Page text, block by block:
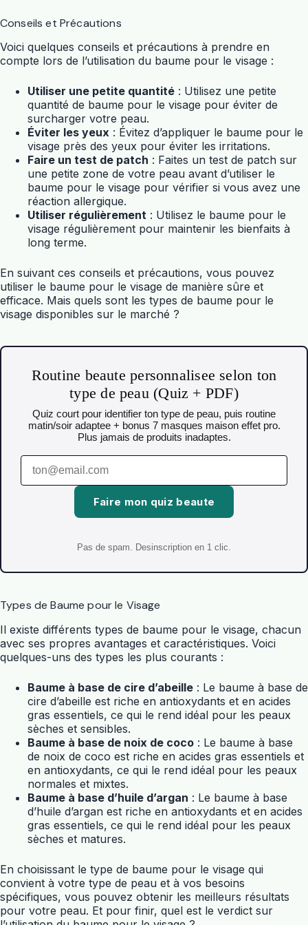
Conseils et Précautions
Voici quelques conseils et précautions à prendre en
compte lors de l’utilisation du baume pour le visage :
Utiliser une petite quantité : Utilisez une petite
quantité de baume pour le visage pour éviter de
surcharger votre peau.
Éviter les yeux : Évitez d’appliquer le baume pour le
visage près des yeux pour éviter les irritations.
Faire un test de patch : Faites un test de patch sur
une petite zone de votre peau avant d’utiliser le
baume pour le visage pour vérifier si vous avez une
réaction allergique.
Utiliser régulièrement : Utilisez le baume pour le
visage régulièrement pour maintenir les bienfaits à
long terme.
En suivant ces conseils et précautions, vous pouvez
utiliser le baume pour le visage de manière sûre et
efficace. Mais quels sont les types de baume pour le
visage disponibles sur le marché ?
Routine beaute personnalisee selon ton
type de peau (Quiz + PDF)
Quiz court pour identifier ton type de peau, puis routine
matin/soir adaptee + bonus 7 masques maison effet pro.
Plus jamais de produits inadaptes.
Faire mon quiz beaute
Pas de spam. Desinscription en 1 clic.
Types de Baume pour le Visage
Il existe différents types de baume pour le visage, chacun
avec ses propres avantages et caractéristiques. Voici
quelques-uns des types les plus courants :
Baume à base de cire d’abeille : Le baume à base de
cire d’abeille est riche en antioxydants et en acides
gras essentiels, ce qui le rend idéal pour les peaux
sèches et sensibles.
Baume à base de noix de coco : Le baume à base
de noix de coco est riche en acides gras essentiels et
en antioxydants, ce qui le rend idéal pour les peaux
normales et mixtes.
Baume à base d’huile d’argan : Le baume à base
d’huile d’argan est riche en antioxydants et en acides
gras essentiels, ce qui le rend idéal pour les peaux
sèches et matures.
En choisissant le type de baume pour le visage qui
convient à votre type de peau et à vos besoins
spécifiques, vous pouvez obtenir les meilleurs résultats
pour votre peau. Et pour finir, quel est le verdict sur